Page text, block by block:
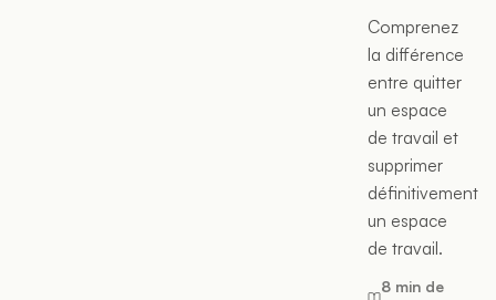
Comprenez
la différence
entre quitter
un espace
de travail et
supprimer
définitivement
un espace
de travail.
8 min de